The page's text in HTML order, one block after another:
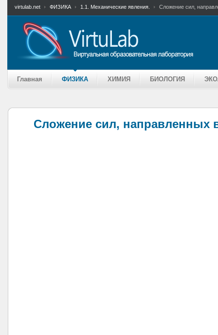
virtulab.net ФИЗИКА 1.1. Механические явления. Сложение сил,
Главная ФИЗИКА ХИМИЯ БИОЛОГИЯ
Сложение сил, направленных